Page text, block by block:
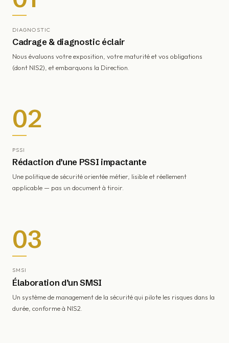
DIAGNOSTIC
Cadrage & diagnostic éclair
Nous évaluons votre exposition, votre maturité et vos obligations
(dont NIS2), et embarquons la Direction.
02
PSSI
Rédaction d’une PSSI impactante
Une politique de sécurité orientée métier, lisible et réellement
applicable — pas un document à tiroir.
03
SMSI
Élaboration d’un SMSI
Un système de management de la sécurité qui pilote les risques dans la
durée, conforme à NIS2.